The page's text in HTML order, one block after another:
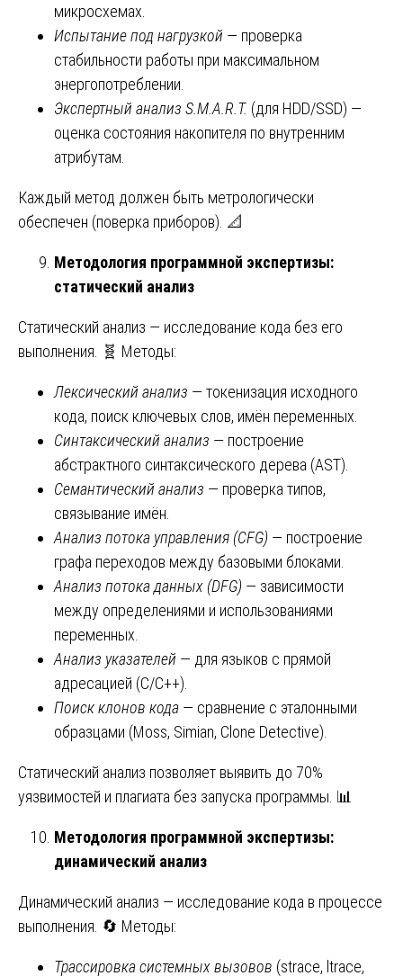
микросхемах.
Испытание под нагрузкой — проверка
стабильности работы при максимальном
энергопотреблении.
Экспертный анализ S.M.A.R.T. (для HDD/SSD) —
оценка состояния накопителя по внутренним
атрибутам.
Каждый метод должен быть метрологически
обеспечен (поверка приборов). 📐
Методология программной экспертизы:
статический анализ
Статический анализ — исследование кода без его
выполнения. 🧬 Методы:
Лексический анализ — токенизация исходного
кода, поиск ключевых слов, имён переменных.
Синтаксический анализ — построение
абстрактного синтаксического дерева (AST).
Семантический анализ — проверка типов,
связывание имён.
Анализ потока управления (CFG) — построение
графа переходов между базовыми блоками.
Анализ потока данных (DFG) — зависимости
между определениями и использованиями
переменных.
Анализ указателей — для языков с прямой
адресацией (C/C++).
Поиск клонов кода — сравнение с эталонными
образцами (Moss, Simian, Clone Detective).
Статический анализ позволяет выявить до 70%
уязвимостей и плагиата без запуска программы. 📊
Методология программной экспертизы:
динамический анализ
Динамический анализ — исследование кода в процессе
выполнения. 🔄 Методы:
Трассировка системных вызовов (strace, ltrace,